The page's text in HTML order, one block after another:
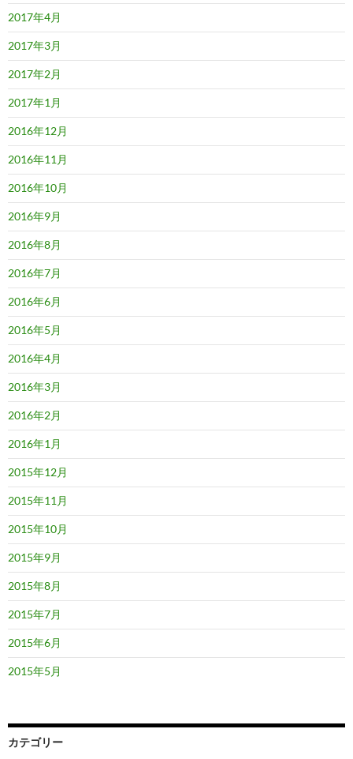
2017年4月
2017年3月
2017年2月
2017年1月
2016年12月
2016年11月
2016年10月
2016年9月
2016年8月
2016年7月
2016年6月
2016年5月
2016年4月
2016年3月
2016年2月
2016年1月
2015年12月
2015年11月
2015年10月
2015年9月
2015年8月
2015年7月
2015年6月
2015年5月
カテゴリー